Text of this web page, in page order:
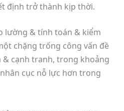
định trở thành kịp thời.
lường & tính toán & kiểm
chặng trống công vấn đề
& cạnh tranh, trong khoảng
cục nỗ lực hơn trong